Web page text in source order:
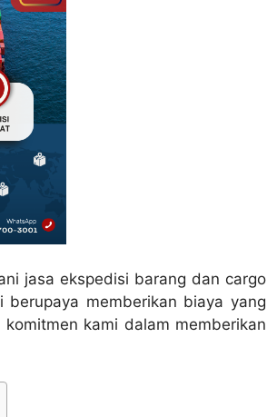
jasa ekspedisi barang dan cargo
memberikan biaya yang
kami dalam memberikan